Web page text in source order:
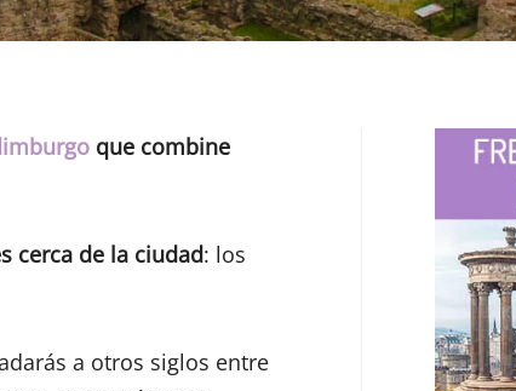
que combine
cerca de la ciudad: los
a otros siglos entre